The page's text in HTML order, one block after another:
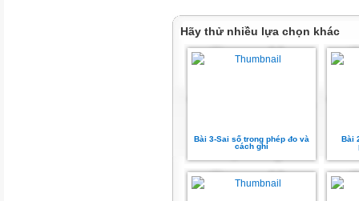
Hãy thử nhiều lựa chọn khác
Bài 3-Sai số trong phép đo và
cách ghi
Bài